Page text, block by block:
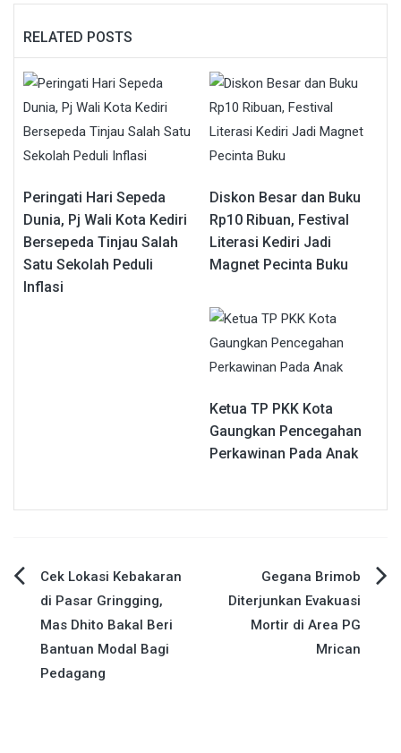
RELATED POSTS
Peringati Hari Sepeda
Dunia, Pj Wali Kota Kediri
Bersepeda Tinjau Salah
Satu Sekolah Peduli
Inflasi
Diskon Besar dan Buku
Rp10 Ribuan, Festival
Literasi Kediri Jadi
Magnet Pecinta Buku
Ketua TP PKK Kota
Gaungkan Pencegahan
Perkawinan Pada Anak
Navigasi
pos
Cek Lokasi Kebakaran
di Pasar Gringging,
Mas Dhito Bakal Beri
Bantuan Modal Bagi
Pedagang
Gegana Brimob
Diterjunkan Evakuasi
Mortir di Area PG
Mrican